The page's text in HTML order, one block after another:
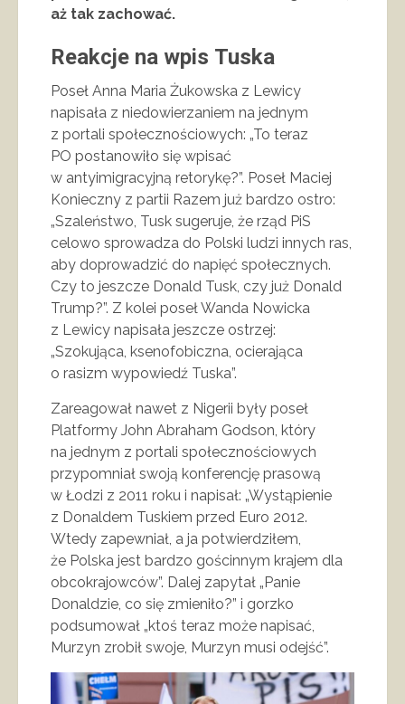
aż tak zachować.
Reakcje na wpis Tuska
Poseł Anna Maria Żukowska z Lewicy
napisała z niedowierzaniem na jednym
z portali społecznościowych: „To teraz
PO postanowiło się wpisać
w antyimigracyjną retorykę?”. Poseł Maciej
Konieczny z partii Razem już bardzo ostro:
„Szaleństwo, Tusk sugeruje, że rząd PiS
celowo sprowadza do Polski ludzi innych ras,
aby doprowadzić do napięć społecznych.
Czy to jeszcze Donald Tusk, czy już Donald
Trump?”. Z kolei poseł Wanda Nowicka
z Lewicy napisała jeszcze ostrzej:
„Szokująca, ksenofobiczna, ocierająca
o rasizm wypowiedź Tuska”.
Zareagował nawet z Nigerii były poseł
Platformy John Abraham Godson, który
na jednym z portali społecznościowych
przypomniał swoją konferencję prasową
w Łodzi z 2011 roku i napisał: „Wystąpienie
z Donaldem Tuskiem przed Euro 2012.
Wtedy zapewniał, a ja potwierdziłem,
że Polska jest bardzo gościnnym krajem dla
obcokrajowców”. Dalej zapytał „Panie
Donaldzie, co się zmieniło?” i gorzko
podsumował „ktoś teraz może napisać,
Murzyn zrobił swoje, Murzyn musi odejść”.